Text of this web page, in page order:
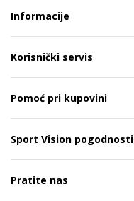
Informacije
Korisnički servis
Pomoć pri kupovini
Sport Vision pogodnosti
Pratite nas